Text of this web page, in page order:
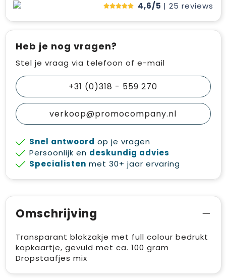
4,6/5 | 25 reviews
Heb je nog vragen?
Stel je vraag via telefoon of e-mail
+31 (0)318 - 559 270
verkoop@promocompany.nl
Snel antwoord op je vragen
Persoonlijk en deskundig advies
Specialisten met 30+ jaar ervaring
Omschrijving
Transparant blokzakje met full colour bedrukt
kopkaartje, gevuld met ca. 100 gram
Dropstaafjes mix